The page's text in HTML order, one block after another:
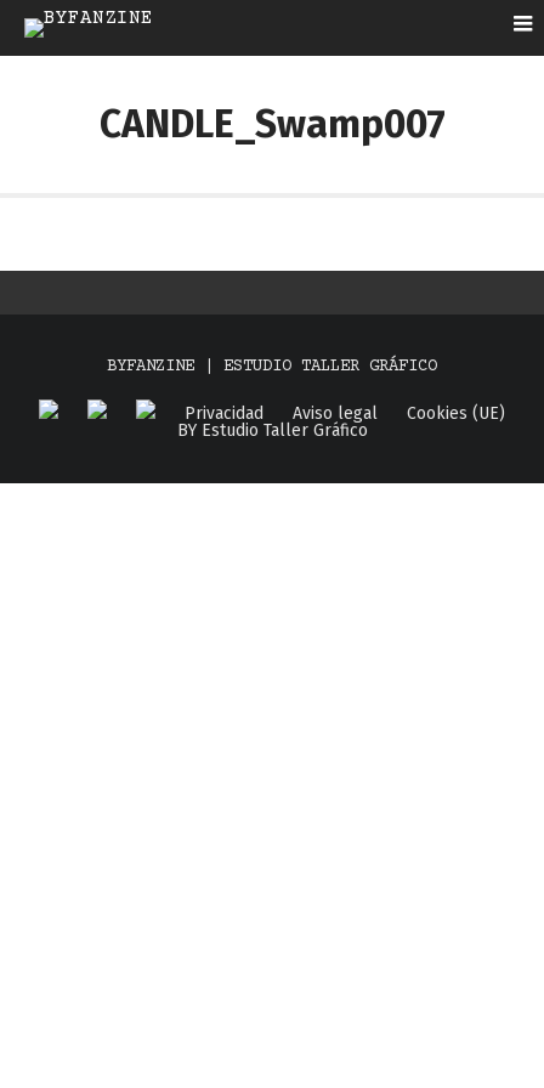
CANDLE_Swamp007
BYFANZINE | ESTUDIO TALLER GRÁFICO
Privacidad Aviso legal
Cookies (UE)
BY Estudio Taller Gráfico